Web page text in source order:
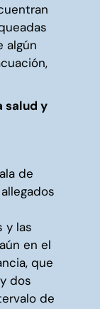
algún
salud y
de
y las
en el
que
dos
de